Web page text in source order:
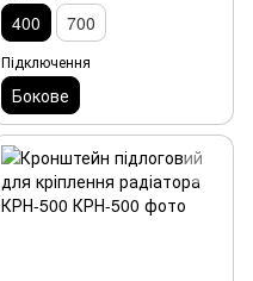
400 700
Підключення
Бокове